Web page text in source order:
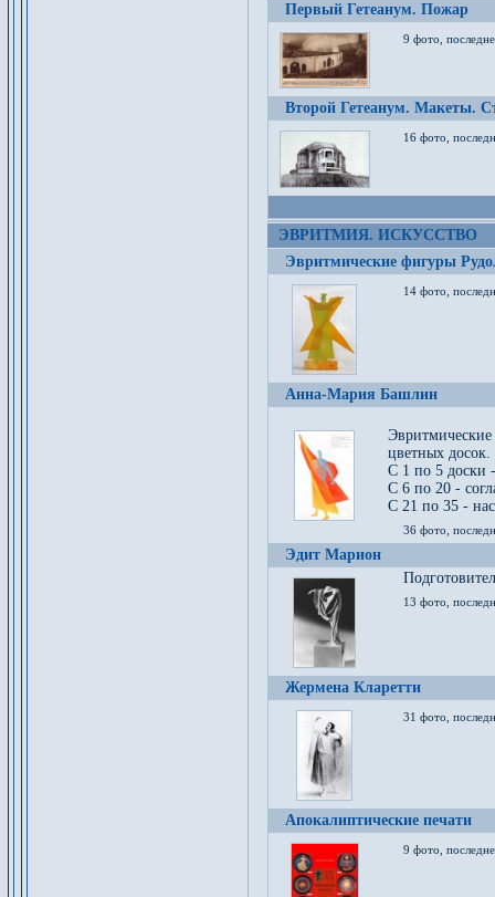
Первый Гетеанум. Пожар
9 фото,
Второй Гетеанум. Макеты.
16 фото,
ЭВРИТМИЯ. ИСКУССТВО
Эвритмические фигуры
14 фото,
Анна-Мария Башлин
цветных досок.
С 1 по 5 доски
С 6 по 20 -
С 21 по 35 -
36 фото,
Эдит Марион
13 фото,
Жермена Кларетти
31 фото,
Апокалиптические печати
9 фото,